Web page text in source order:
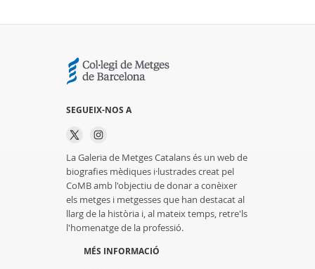
SEGUEIX-NOS A
La Galeria de Metges Catalans és un web de
biografies mèdiques i·lustrades creat pel
CoMB amb l'objectiu de donar a conèixer
els metges i metgesses que han destacat al
llarg de la història i, al mateix temps, retre'ls
l'homenatge de la professió.
MÉS INFORMACIÓ